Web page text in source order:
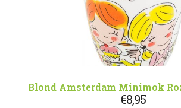
Blond Amsterdam Minimok
€8,95